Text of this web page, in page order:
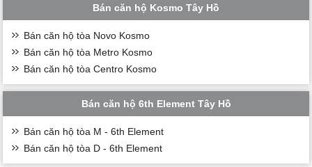
Bán căn hộ Kosmo Tây Hồ
Bán căn hộ tòa Novo Kosmo
Bán căn hộ tòa Metro Kosmo
Bán căn hộ tòa Centro Kosmo
Bán căn hộ 6th Element Tây Hồ
Bán căn hộ tòa M - 6th Element
Bán căn hộ tòa D - 6th Element